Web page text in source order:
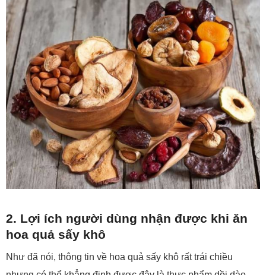
2. Lợi ích người dùng nhận được khi ăn
hoa quả sấy khô
Như đã nói, thông tin về hoa quả sấy khô rất trái chiều